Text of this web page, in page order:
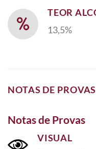
TEOR
13,5%
NOTAS DE PROVAS
Notas de Provas
VISUAL